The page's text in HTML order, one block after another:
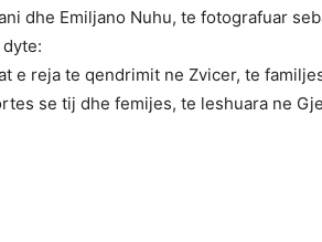
dhe Emiljano Nuhu, te fotografuar
e reja te qendrimit ne Zvicer, te
se tij dhe femijes, te leshuara ne